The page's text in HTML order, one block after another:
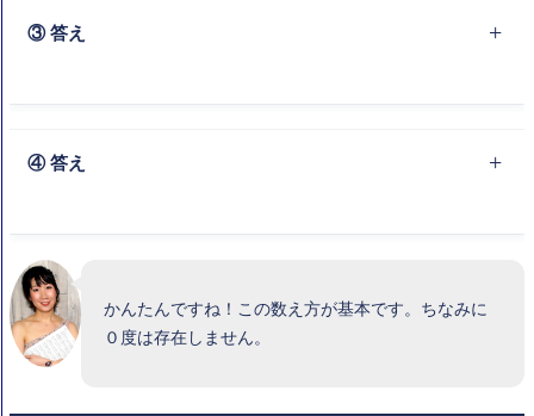
③ 答え
④ 答え
かんたんですね！この数え方が基本です。ちなみに
０度は存在しません。